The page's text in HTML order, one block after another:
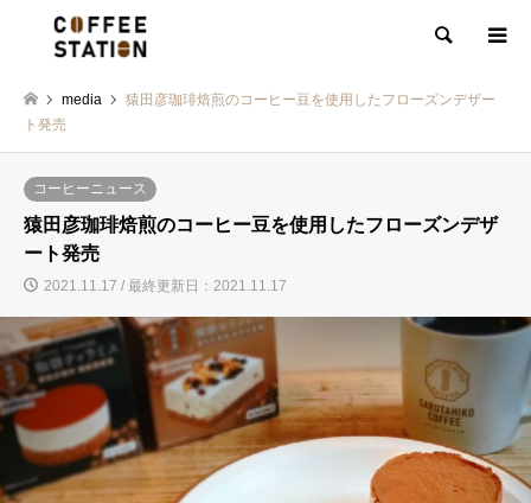
検索
media
猿田彦珈琲焙煎のコーヒー豆を使用したフローズンデザー
ト発売
コーヒーニュース
猿田彦珈琲焙煎のコーヒー豆を使用したフローズンデザ
ート発売
2021.11.17 / 最終更新日：2021.11.17